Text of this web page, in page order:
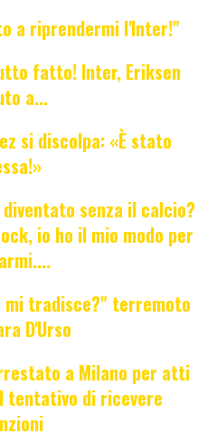
a riprendermi l'Inter!"
fatto! Inter, Eriksen
a...
si discolpa: «È stato
senza il calcio?
io ho il mio modo per
mi tradisce?" terremoto
D'Urso
a Milano per atti
tentativo di ricevere